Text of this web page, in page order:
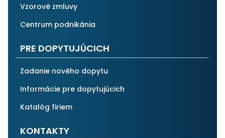
Vzorové zmluvy
Centrum podnikánia
PRE DOPYTUJÚCICH
Zadanie nového dopytu
Informácie pre dopytujúcich
Katalóg firiem
KONTAKTY